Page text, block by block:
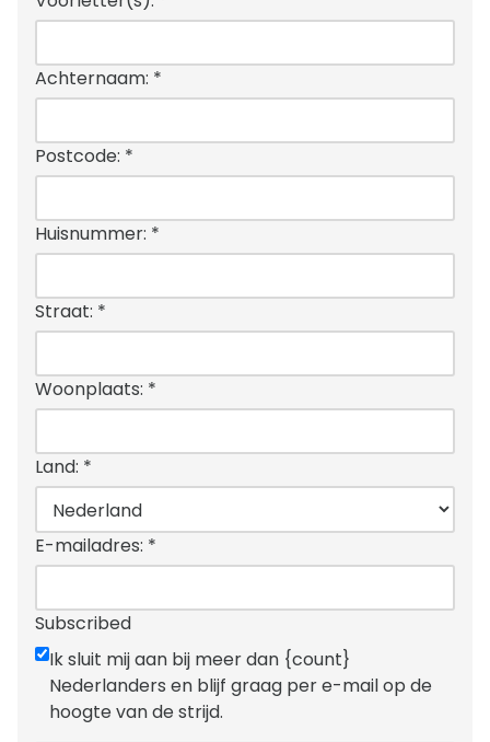
Achternaam: *
Postcode: *
Huisnummer: *
Straat: *
Woonplaats: *
Land: *
E-mailadres: *
Subscribed
Ik sluit mij aan bij meer dan {count}
Nederlanders en blijf graag per e-mail op de
hoogte van de strijd.